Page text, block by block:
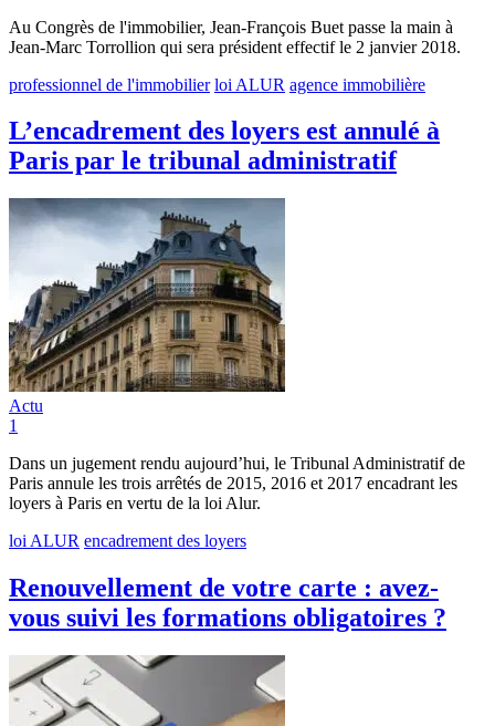
Au Congrès de l'immobilier, Jean-François Buet passe la main à
Jean-Marc Torrollion qui sera président effectif le 2 janvier 2018.
professionnel de l'immobilier loi ALUR agence immobilière
L’encadrement des loyers est annulé à
Paris par le tribunal administratif
Actu
1
Dans un jugement rendu aujourd’hui, le Tribunal Administratif de
Paris annule les trois arrêtés de 2015, 2016 et 2017 encadrant les
loyers à Paris en vertu de la loi Alur.
loi ALUR encadrement des loyers
Renouvellement de votre carte : avez-
vous suivi les formations obligatoires ?